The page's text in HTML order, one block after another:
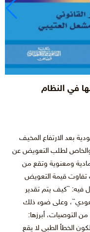
في النظام
بعد الارتفاع المخيف
والخاص لطلب التعويض عن
ومعنوية وتقع من
تفاوت قيمة التعويض
فيه: ``كيف يتم تقدير
وعلى ضوء ذلك
التوصيات، أبرزها:
الخطأ الطبي لا يقع